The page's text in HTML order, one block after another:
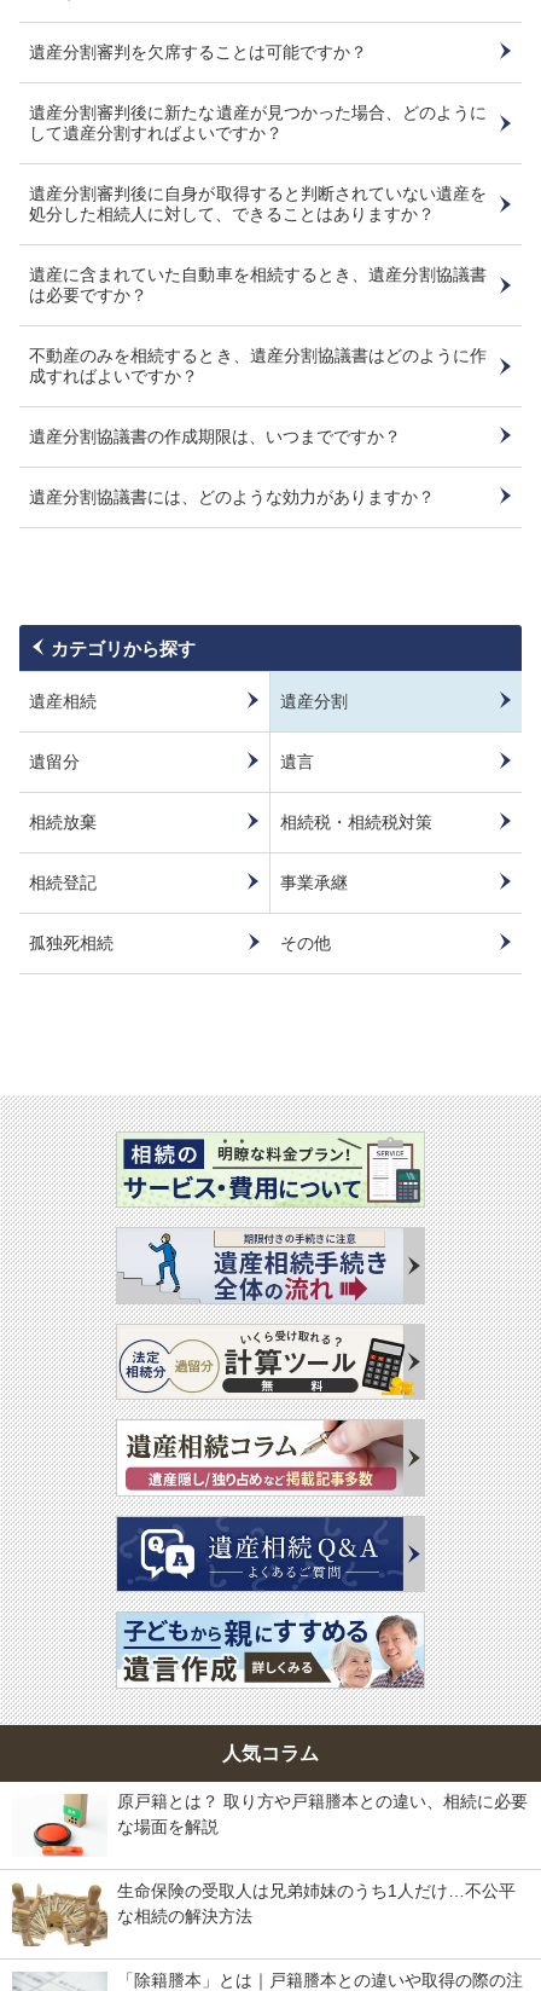
遺産分割審判を欠席することは可能ですか？
遺産分割審判後に新たな遺産が見つかった場合、どのように
して遺産分割すればよいですか？
遺産分割審判後に自身が取得すると判断されていない遺産を
処分した相続人に対して、できることはありますか？
遺産に含まれていた自動車を相続するとき、遺産分割協議書
は必要ですか？
不動産のみを相続するとき、遺産分割協議書はどのように作
成すればよいですか？
遺産分割協議書の作成期限は、いつまでですか？
遺産分割協議書には、どのような効力がありますか？
カテゴリから探す
遺産相続 遺産分割
遺留分 遺言
相続放棄 相続税・相続税対策
相続登記 事業承継
孤独死相続 その他
人気コラム
原戸籍とは？ 取り方や戸籍謄本との違い、相続に必要
な場面を解説
生命保険の受取人は兄弟姉妹のうち1人だけ…不公平
な相続の解決方法
「除籍謄本」とは｜戸籍謄本との違いや取得の際の注